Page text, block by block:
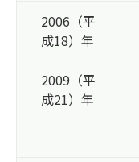
2006（平
成18）年
2009（平
成21）年